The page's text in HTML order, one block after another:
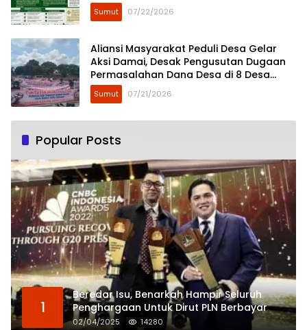
Sumut 07/22/2026
Aliansi Masyarakat Peduli Desa Gelar
Aksi Damai, Desak Pengusutan Dugaan
Permasalahan Dana Desa di 8 Desa
Kecamatan Tebing Tinggi
Sumut 07/21/2026
Popular Posts
1
Beredar Isu, Benarkah Hampir Seluruh
Penghargaan Untuk Dirut PLN Berbayar
02/04/2025 14280